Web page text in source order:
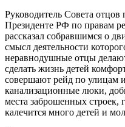
Руководитель Совета
Президенте РФ по правам
рассказал собравшимся о
смысл деятельности
неравнодушные отцы
сделать жизнь детей
совершают рейд по улицам
канализационные люки,
места заброшенных строек,
калечится много детей и